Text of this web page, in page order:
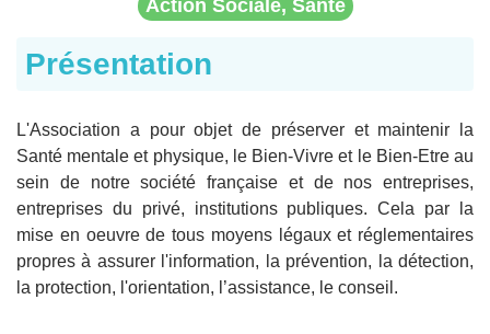
Action Sociale, Santé
Présentation
L'Association a pour objet de préserver et maintenir la
Santé mentale et physique, le Bien-Vivre et le Bien-Etre au
sein de notre société française et de nos entreprises,
entreprises du privé, institutions publiques. Cela par la
mise en oeuvre de tous moyens légaux et réglementaires
propres à assurer l'information, la prévention, la détection,
la protection, l'orientation, l’assistance, le conseil.